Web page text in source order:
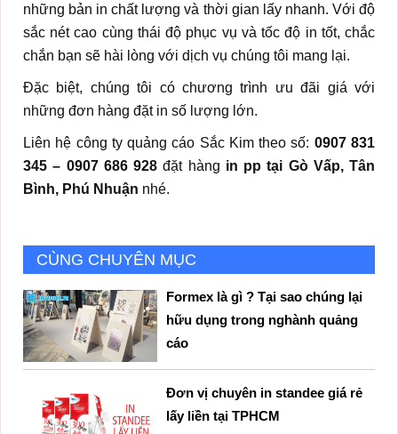
những bản in chất lượng và thời gian lấy nhanh. Với độ
sắc nét cao cùng thái độ phục vụ và tốc độ in tốt, chắc
chắn bạn sẽ hài lòng với dịch vụ chúng tôi mang lại.
Đặc biệt, chúng tôi có chương trình ưu đãi giá với
những đơn hàng đặt in số lượng lớn.
Liên hệ công ty quảng cáo Sắc Kim theo số: 0907 831
345 – 0907 686 928đặt hàng in pp tại Gò Vấp, Tân
Bình, Phú Nhuận nhé.
CÙNG CHUYÊN MỤC
Formex là gì ? Tại sao chúng lại
hữu dụng trong nghành quảng
cáo
Đơn vị chuyên in standee giá rẻ
lấy liền tại TPHCM